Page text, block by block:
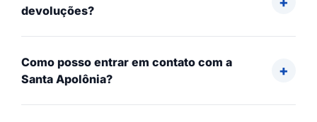
devoluções?
Como posso entrar em contato com a
Santa Apolônia?